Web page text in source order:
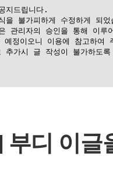
지드립니다.
을 불가피하게 수정하게 되었
관리자의 승인을 통해 이루
정이오니 이용에 참고하여
추가시 글 작성이 불가하도
부디 이글